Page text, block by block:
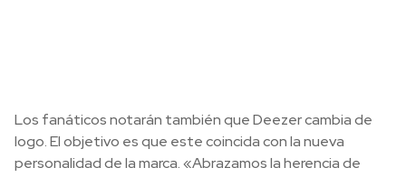
Los fanáticos notarán también que Deezer cambia de
logo. El objetivo es que este coincida con la nueva
personalidad de la marca. «Abrazamos la herencia de